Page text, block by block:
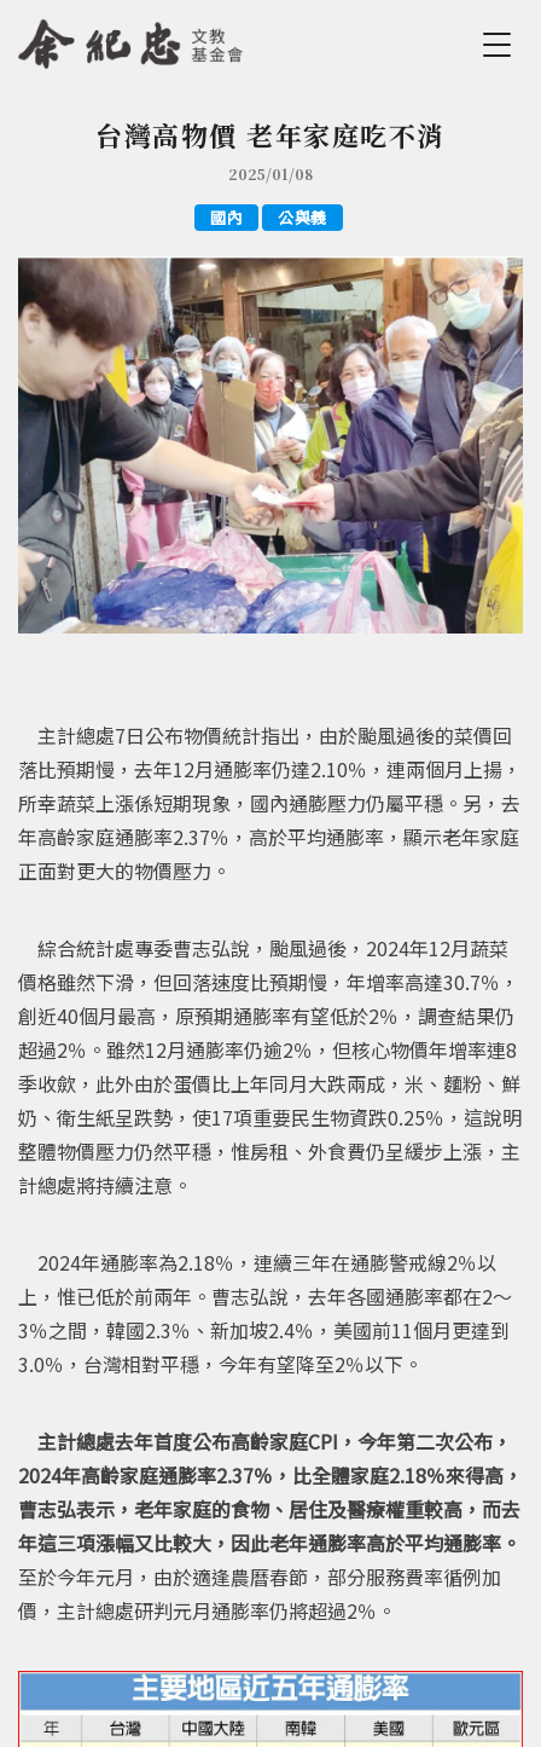
Jump to Navigation
Jump to Main content
您在這裡台灣高物價 老年家庭吃不消
2025/01/08
國內 公與義
主計總處7日公布物價統計指出，由於颱風過後的菜價回
落比預期慢，去年12月通膨率仍達2.10％，連兩個月上揚，
所幸蔬菜上漲係短期現象，國內通膨壓力仍屬平穩。另，去
年高齡家庭通膨率2.37％，高於平均通膨率，顯示老年家庭
正面對更大的物價壓力。
綜合統計處專委曹志弘說，颱風過後，2024年12月蔬菜
價格雖然下滑，但回落速度比預期慢，年增率高達30.7％，
創近40個月最高，原預期通膨率有望低於2％，調查結果仍
超過2％。雖然12月通膨率仍逾2％，但核心物價年增率連8
季收歛，此外由於蛋價比上年同月大跌兩成，米、麵粉、鮮
奶、衛生紙呈跌勢，使17項重要民生物資跌0.25％，這說明
整體物價壓力仍然平穩，惟房租、外食費仍呈緩步上漲，主
計總處將持續注意。
2024年通膨率為2.18％，連續三年在通膨警戒線2％以
上，惟已低於前兩年。曹志弘說，去年各國通膨率都在2～
3％之間，韓國2.3％、新加坡2.4％，美國前11個月更達到
3.0％，台灣相對平穩，今年有望降至2％以下。
主計總處去年首度公布高齡家庭CPI，今年第二次公布，
2024年高齡家庭通膨率2.37％，比全體家庭2.18％來得高，
曹志弘表示，老年家庭的食物、居住及醫療權重較高，而去
年這三項漲幅又比較大，因此老年通膨率高於平均通膨率。
至於今年元月，由於適逢農曆春節，部分服務費率循例加
價，主計總處研判元月通膨率仍將超過2％。